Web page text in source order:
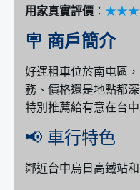
用家真實評價 ：
🪧 商戶簡介
好運租車位於南屯區
務、價格還是地點都深
特別推薦給有意在台
📢 車行特色
鄰近台中烏日高鐵站和